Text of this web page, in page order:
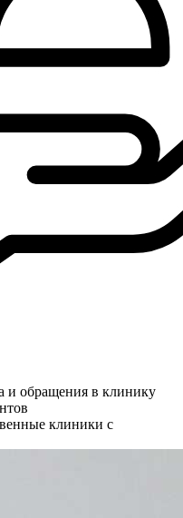
и обращения в клинику
клиники с